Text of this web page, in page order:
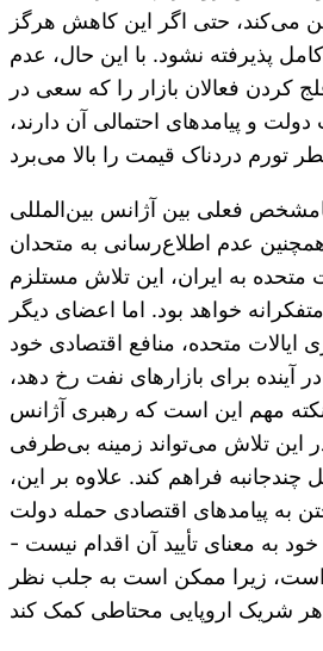
می‌کند، حتی اگر این کاهش هرگز
کامل پذیرفته نشود. با این حال، عدم
کردن فعالان بازار را که سعی در
و پیامدهای احتمالی آن دارند،
فعلی بین آژانس بین‌المللی
عدم اطلاع‌رسانی به متحدان
متحده به ایران، این تلاش مستلزم
خواهد بود. اما اعضای دیگر
ایالات متحده، منافع اقتصادی خود
آینده برای بازارهای نفت رخ دهد،
مهم این است که رهبری آژانس
این تلاش می‌تواند زمینه بی‌طرفی
چندجانبه فراهم کند. علاوه بر این،
به پیامدهای اقتصادی حمله دولت
به معنای تأیید آن اقدام نیست -
است، زیرا ممکن است به جلب نظر